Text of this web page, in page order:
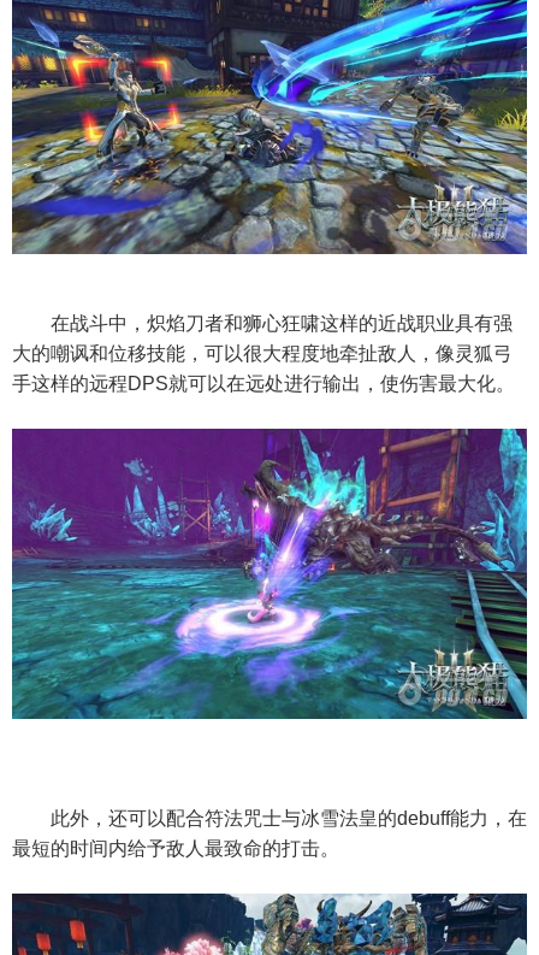
在战斗中，炽焰刀者和狮心狂啸这样的近战职业具有强
大的嘲讽和位移技能，可以很大程度地牵扯敌人，像灵狐弓
手这样的远程DPS就可以在远处进行输出，使伤害最大化。
此外，还可以配合符法咒士与冰雪法皇的debuff能力，在
最短的时间内给予敌人最致命的打击。